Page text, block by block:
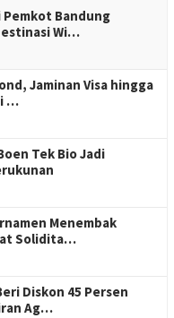
Pemkot Bandung
Wi…
Jaminan Visa hingga
…
Tek Bio Jadi
Menembak
Solidita…
Diskon 45 Persen
Ag…